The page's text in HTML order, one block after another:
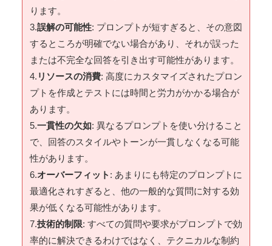
ります。
3.誤解の可能性: プロンプトが短すぎると、その意図
するところが明確でない場合があり、それが誤った
または不完全な回答を引き出す可能性があります。
4. リソースの消費: 高度にカスタマイズされたプロン
プトを作成とテストには時間と労力がかかる場合が
あります。
5.一貫性の欠如: 異なるプロンプトを使い分けること
で、回答のスタイルやトーンが一貫しなくなる可能
性があります。
6.オーバーフィット : あまりにも特定のプロンプトに
最適化されすぎると、他の一般的な質問に対する効
果が低くなる可能性があります。
7.技術的制限: すべての質問や要求がプロンプトで効
率的に解決できるわけではなく、テクニカルな制約